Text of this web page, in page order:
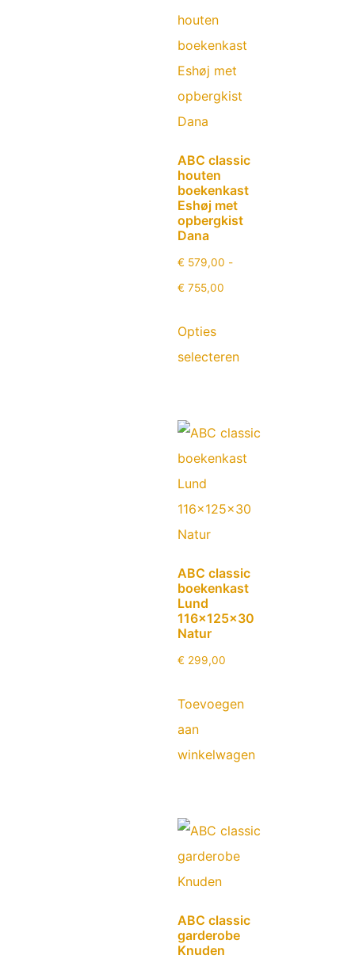
ABC classic
houten
boekenkast
Eshøj met
opbergkist
Dana
€ 579,00 -
€ 755,00
Opties
selecteren
ABC classic
boekenkast
Lund
116x125x30
Natur
€ 299,00
Toevoegen
aan
winkelwagen
ABC classic
garderobe
Knuden